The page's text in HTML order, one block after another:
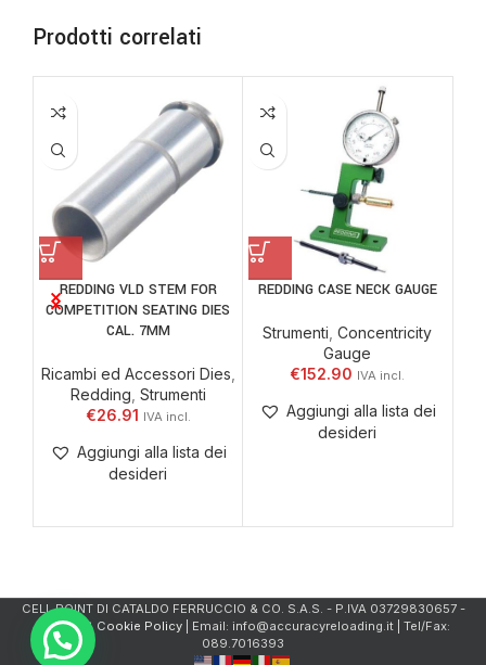
Prodotti correlati
REDDING VLD STEM FOR
COMPETITION SEATING DIES
CAL. 7MM
Ricambi ed Accessori Dies
Redding Strumenti
€26.91
Aggiungi alla lista dei
desideri
REDDING CASE NECK GAUGE
Strumenti Concentricity
Gauge
€152.90
Aggiungi alla lista dei
desideri
CELL.POINT DI CATALDO FERRUCCIO & CO. S.A.S. - P.IVA 03729830657 -
Privacy & Cookie Policy| Email: info@accuracyreloading.it | Tel/Fax:
089.7016393